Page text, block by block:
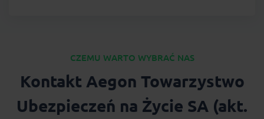
CZEMU WARTO WYBRAĆ NAS
Kontakt Aegon Towarzystwo
Ubezpieczeń na Życie SA (akt.